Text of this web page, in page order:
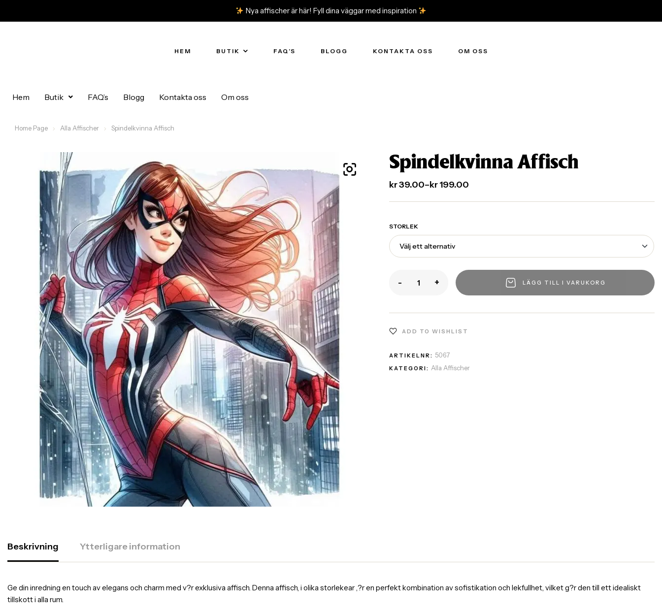
Nya affischer är här! Fyll dina väggar med inspiration
HEM BUTIK FAQ’S BLOGG KONTAKTA OSS OM OSS
Hem Butik FAQ’s Blogg Kontakta oss Om oss
Home Page Alla Affischer Spindelkvinna Affisch
Spindelkvinna Affisch
kr39.00–kr199.00
STORLEK
- + LÄGG TILL I VARUKORG
ADD TO WISHLIST
ARTIKELNR: 5067
KATEGORI:Alla Affischer
Beskrivning Ytterligare information
Ge din inredning en touch av elegans och charm med v?r exklusiva affisch. Denna affisch, i olika storlekear ,?r en perfekt kombination av sofistikation och lekfullhet, vilket g?r den till ett idealiskt
tillskott i alla rum.